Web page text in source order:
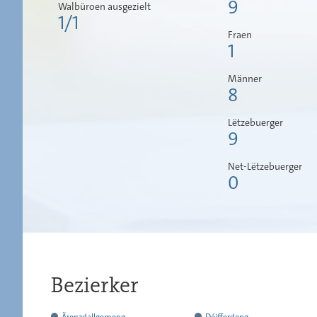
Walbüroen ausgezielt
1/1
9
Fraen
1
Männer
8
Lëtzebuerger
9
Net-Lëtzebuerger
0
Bezierker